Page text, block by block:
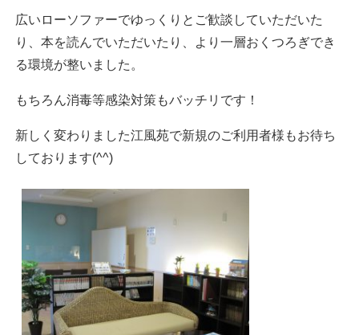
広いローソファーでゆっくりとご歓談していただいた
り、本を読んでいただいたり、より一層おくつろぎでき
る環境が整いました。
もちろん消毒等感染対策もバッチリです！
新しく変わりました江風苑で新規のご利用者様もお待ち
しております(^^)